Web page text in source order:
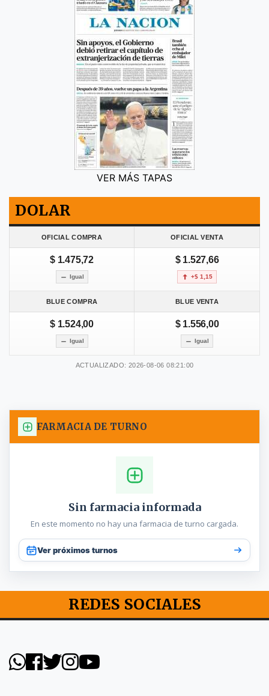
VER MÁS TAPAS
DOLAR
OFICIAL COMPRA OFICIAL VENTA
$ 1.475,72
Igual
$ 1.527,66
+$ 1,15
BLUE COMPRA BLUE VENTA
$ 1.524,00
Igual
$ 1.556,00
Igual
ACTUALIZADO: 2026-08-06 08:21:00
FARMACIA DE TURNO
Sin farmacia informada
En este momento no hay una farmacia de turno cargada.
Ver próximos turnos
REDES SOCIALES